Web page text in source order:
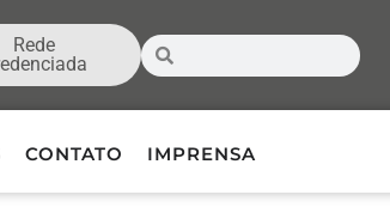
Rede
CONTATO IMPRENSA